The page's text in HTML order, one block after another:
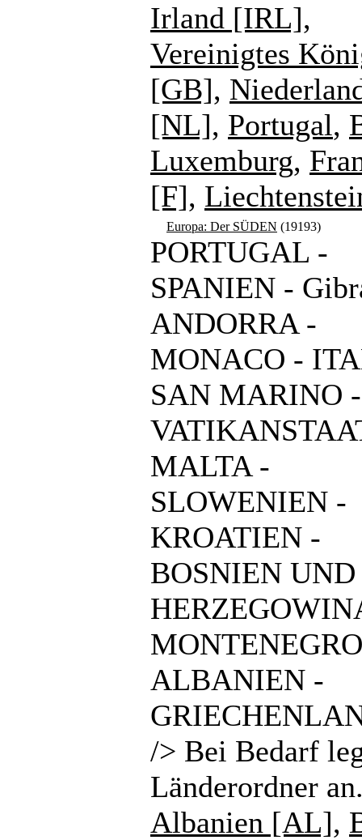
Irland [IRL],
Vereinigtes
[GB],
[NL], Portugal,
Luxemburg,
[F],
Europa: Der SÜDEN (19193)
PORTUGAL -
SPANIEN -
ANDORRA -
MONACO -
SAN MARINO -
MALTA -
SLOWENIEN -
KROATIEN -
BOSNIEN UND
ALBANIEN -
/> Bei Bedarf
Länderordner
Albanien [AL],